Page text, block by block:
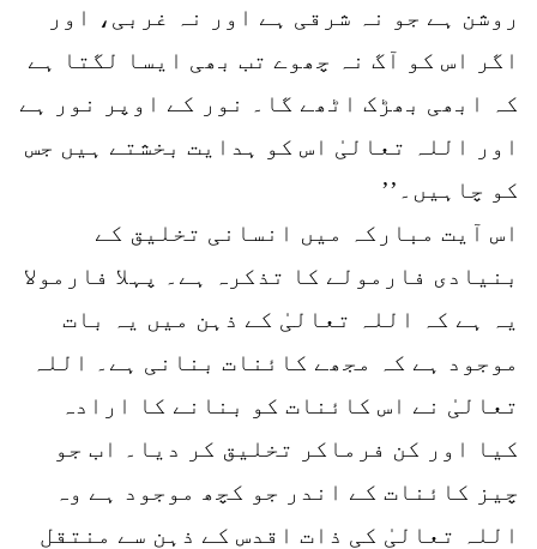
روشن ہے جو نہ شرقی ہے اور نہ غربی، اور
اگر اس کو آگ نہ چھوے تب بھی ایسا لگتا ہے
کہ ابھی بھڑک اٹھے گا۔ نور کے اوپر نور ہے
اور اللہ تعالیٰ اس کو ہدایت بخشتے ہیں جس
کو چاہیں۔’’
اس آیت مبارکہ میں انسانی تخلیق کے
بنیادی فارمولے کا تذکرہ ہے۔ پہلا فارمولا
یہ ہے کہ اللہ تعالیٰ کے ذہن میں یہ بات
موجود ہے کہ مجھے کائنات بنانی ہے۔ اللہ
تعالیٰ نے اس کائنات کو بنانے کا ارادہ
کیا اور کن فرماکر تخلیق کر دیا۔ اب جو
چیز کائنات کے اندر جو کچھ موجود ہے وہ
اللہ تعالیٰ کی ذات اقدس کے ذہن سے منتقل